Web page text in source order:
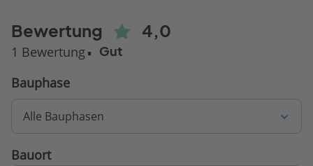
Bewertung 4,0
1 Bewertung Gut
Bauphase
Alle Bauphasen
Bauort